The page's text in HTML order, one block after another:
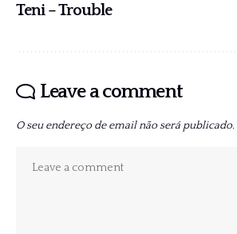
Teni – Trouble
Leave a comment
O seu endereço de email não será publicado.